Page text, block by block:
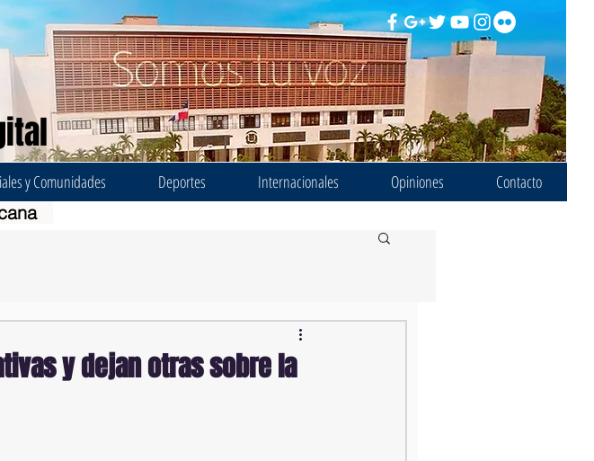
y Comunidades Deportes Internacionales Opiniones Contacto
y dejan otras sobre la